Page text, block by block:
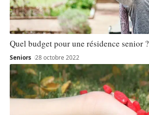
Quel budget pour une résidence senior ?
Seniors 28 octobre 2022